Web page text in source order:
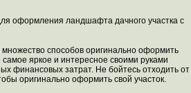
оформления ландшафта дачного участка с
множество способов оригинально оформить
самое яркое и интересное своими руками
финансовых затрат. Не бойтесь отходить от
оригинально оформить свой участок.